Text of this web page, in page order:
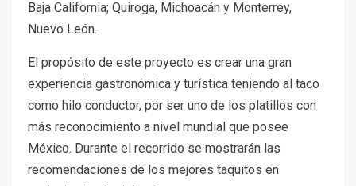
Baja California; Quiroga, Michoacán y Monterrey,
Nuevo León.
El propósito de este proyecto es crear una gran
experiencia gastronómica y turística teniendo al taco
como hilo conductor, por ser uno de los platillos con
más reconocimiento a nivel mundial que posee
México. Durante el recorrido se mostrarán las
recomendaciones de los mejores taquitos en